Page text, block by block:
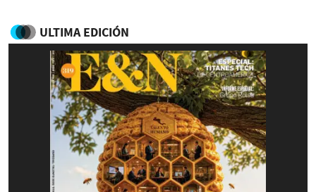
ULTIMA EDICIÓN